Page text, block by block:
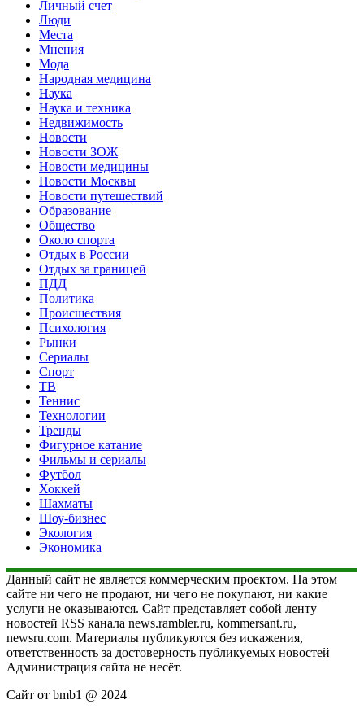
Личный счет
Люди
Места
Мнения
Мода
Народная медицина
Наука
Наука и техника
Недвижимость
Новости
Новости ЗОЖ
Новости медицины
Новости Москвы
Новости путешествий
Образование
Общество
Около спорта
Отдых в России
Отдых за границей
ПДД
Политика
Происшествия
Психология
Рынки
Сериалы
Спорт
ТВ
Теннис
Технологии
Тренды
Фигурное катание
Фильмы и сериалы
Футбол
Хоккей
Шахматы
Шоу-бизнес
Экология
Экономика
Данный сайт не является коммерческим проектом. На этом
сайте ни чего не продают, ни чего не покупают, ни какие
услуги не оказываются. Сайт представляет собой ленту
новостей RSS канала news.rambler.ru, kommersant.ru,
newsru.com. Материалы публикуются без искажения,
ответственность за достоверность публикуемых новостей
Администрация сайта не несёт.
Сайт от bmb1 @ 2024